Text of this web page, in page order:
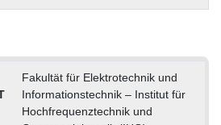
Fakultät für Elektrotechnik und
Informationstechnik – Institut für
Hochfrequenztechnik und